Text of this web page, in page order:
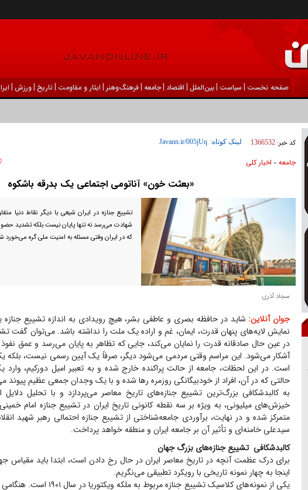
صفحه نخست | سیاست |بين‌الملل | اقتصاد |جامعه |فرهنگ‌و‌هنر | ایثار و مقاومت |تاریخ |ورزش |
کد خبر: 1366532 لینک کوتاه:
جامعه» اخبار كلی
«بعثت خون» آناتومی اجتماعی یک بدرقه باشکوه
تشییع جنازه در ایران شیعی با دیگر نقاط دنیا
شهادت می‌رسد نه تنها پایان نیست بلکه تشدید
که در ایران وقتی مسئله به امنیت ملی گره
سجاد آذری
جوان آنلاین: شاید در حافظه بصری و عاطفی بشر، هیچ رویدادی به اندازه تشییع
نمایش لایه‌های پنهان قدرت، ایمان، غم و اراده یک ملت را نداشته باشد. می‌توان گفت
در عین حال صادقانه قدرت را نمایان می‌کند، جایی که تظاهر به پایان می‌رسد و عمق
آشکار می‌شود. این مراسم وقتی مردمی می‌شود دیگر، صرفاً یک آیین رسمی نیست، بلکه
است. در این لحظات، جامعه از حالت پراکنده خارج شده و به تعبیر امیل دورکیم،
حالتی که در آن، افراد از خودبیگانگی روزمره رها شده و با یک وجدان جمعی عظیم پیوند
به کالبدشکافی بزرگ‌ترین تشییع جنازه‌های تاریخ معاصر می‌پردازد و با تحلیل
خیزش‌های میلیونی، به ویژه بر سه نقطه کانونی تاریخ ایران در تشییع جنازه امام
متمرکز شده و در نهایت، برآوردی جامعه‌شناختی از تشییع جنازه احتمالی رهبر شهید
سیدعلی خامنه‌ای و تأثیر آن بر جامعه ایران و منطقه خواهد پرداخت.
کالبدشکافی تشییع جنازه‌های بزرگ جهان
برای درک عظمت آنچه در تاریخ معاصر ایران در حال رخ دادن است، ابتدا باید مقیاس
اینجا به چهار نمونه تاریخی با رویکرد تطبیقی می‌نگریم.